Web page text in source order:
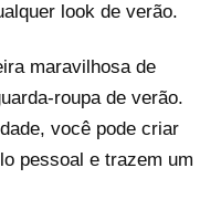
look de verão.
maravilhosa de
roupa de verão.
você pode criar
pessoal e trazem um